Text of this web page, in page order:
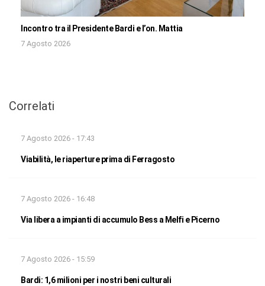
Incontro tra il Presidente Bardi e l’on. Mattia
7 Agosto 2026
Correlati
7 Agosto 2026 - 17:43
Viabilità, le riaperture prima di Ferragosto
7 Agosto 2026 - 16:48
Via libera a impianti di accumulo Bess a Melfi e Picerno
7 Agosto 2026 - 15:59
Bardi: 1,6 milioni per i nostri beni culturali